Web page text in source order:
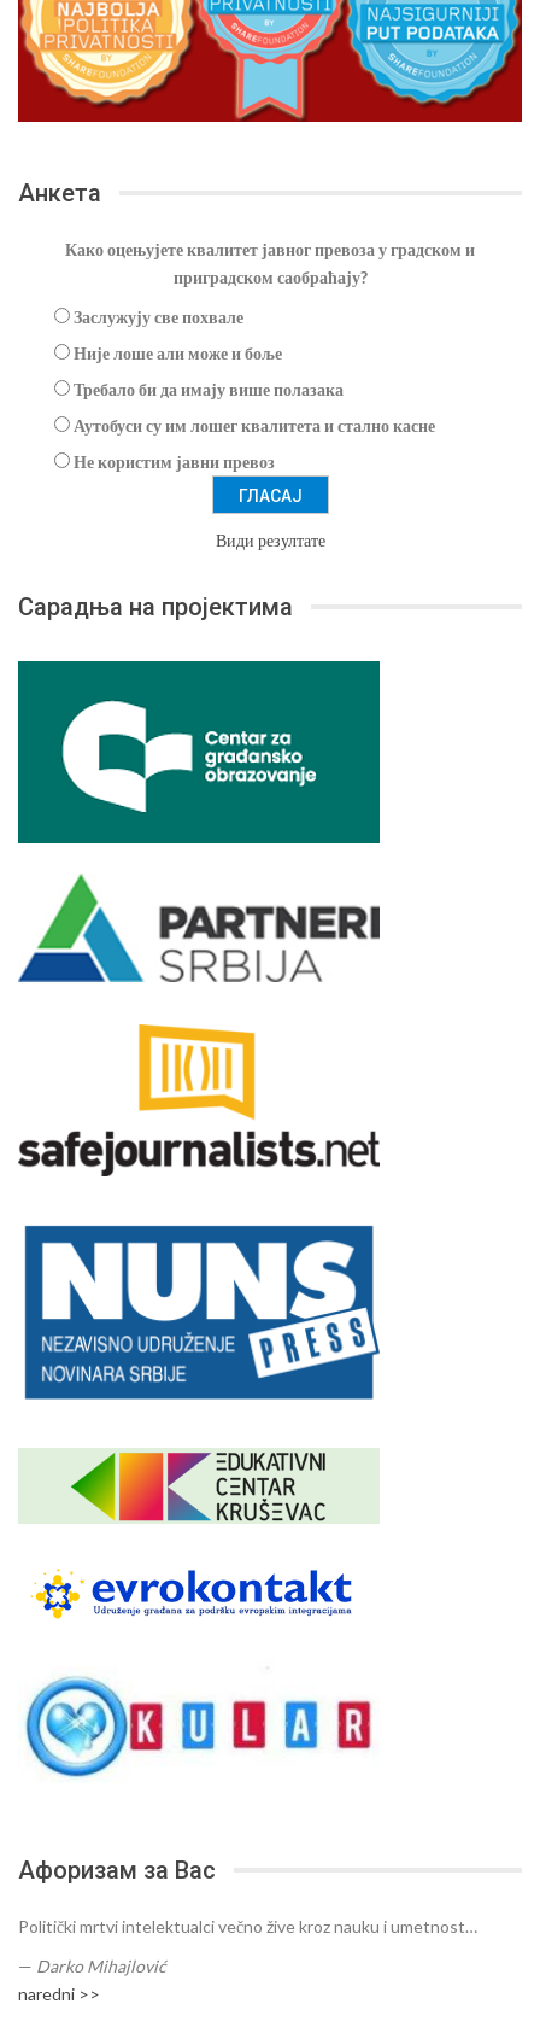
Анкета
Како оцењујете квалитет јавног превоза у градском и
приградском саобраћају?
Заслужују све похвале
Није лоше али може и боље
Требало би да имају више полазака
Аутобуси су им лошег квалитета и стално касне
Не користим јавни превоз
Види резултате
Сарадња на пројектима
Афоризам за Вас
Politički mrtvi intelektualci večno žive kroz nauku i umetnost…
— Darko Mihajlović
naredni >>